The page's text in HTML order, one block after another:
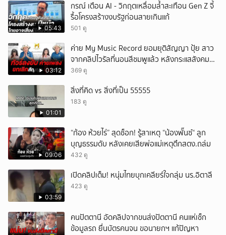
05:43
กรณ์ เตือน AI - วิกฤตเหลื่อมล้ำสะเทือน Gen Z จี้
รื้อโครงสร้างงบรัฐก่อนสายเกินแก้
501 ดู
03:12
ค่าย My Music Record ยอมยุติสัญญา ปุ้ย สาว
จากคลิปไวรัลที่นอนสีชมพูแล้ว หลังกระแสสังคม
และคนในวงการวิจารณ์เรื่องความเหมาะสม
369 ดู
01:01
สิ่งที่คิด vs สิ่งที่เป็น 55555
183 ดู
09:06
“ก้อง ห้วยไร่” สุดช็อก! รู้สาเหตุ “น้องพั๊นซ์“ ลูก
บุญธรรมดับ หลังเคยเสียพ่อแม่เหตุตึกสตง.ถล่ม
432 ดู
03:59
เปิดคลิปเต็ม! หนุ่มไทยบุกเคลียร์ใจกลุ่ม นร.อิตาลี
423 ดู
คนปัตตานี อัดคลิปจากขนส่งปัตตานี คนแห่เช็ก
ข้อมูลรถ ยื่นบัตรคนจน ขอนายกฯ แก้ปัญหา